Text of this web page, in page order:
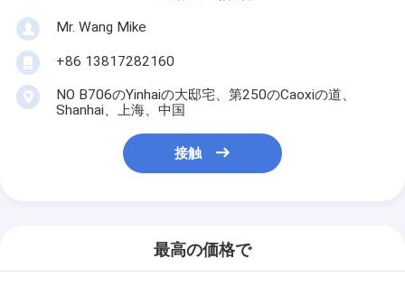
Mr. Wang Mike
+86 13817282160
NO B706のYinhaiの大邸宅、第250のCaoxiの道、
Shanhai、上海、中国
接触
最高の価格で